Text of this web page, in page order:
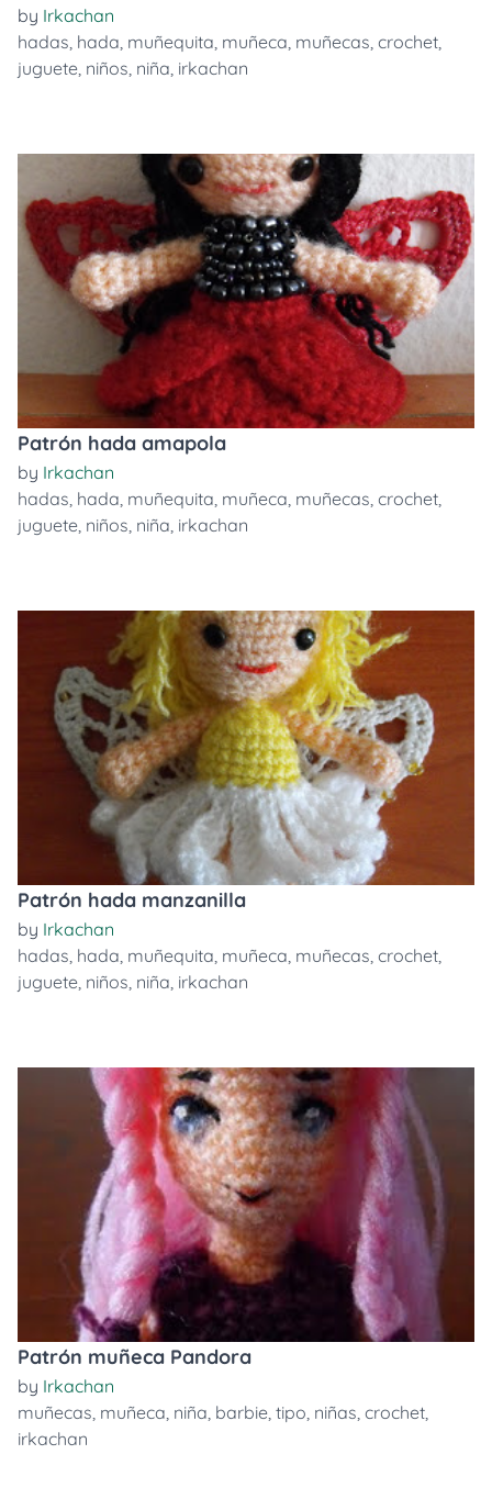
by Irkachan
hadas, hada, muñequita, muñeca, muñecas, crochet,
juguete, niños, niña, irkachan
Patrón hada amapola
by Irkachan
hadas, hada, muñequita, muñeca, muñecas, crochet,
juguete, niños, niña, irkachan
Patrón hada manzanilla
by Irkachan
hadas, hada, muñequita, muñeca, muñecas, crochet,
juguete, niños, niña, irkachan
Patrón muñeca Pandora
by Irkachan
muñecas, muñeca, niña, barbie, tipo, niñas, crochet,
irkachan